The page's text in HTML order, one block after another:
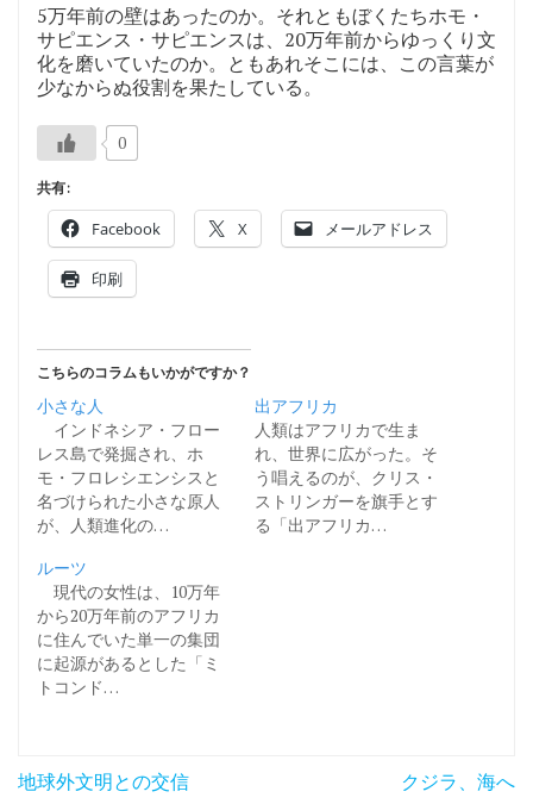
5万年前の壁はあったのか。それともぼくたちホモ・
サピエンス・サピエンスは、20万年前からゆっくり文
化を磨いていたのか。ともあれそこには、この言葉が
少なからぬ役割を果たしている。
0
共有:
Facebook X メールアドレス
印刷
こちらのコラムもいかがですか？
小さな人
インドネシア・フロー
レス島で発掘され、ホ
モ・フロレシエンシスと
名づけられた小さな原人
が、人類進化の…
出アフリカ
人類はアフリカで生ま
れ、世界に広がった。そ
う唱えるのが、クリス・
ストリンガーを旗手とす
る「出アフリカ…
ルーツ
現代の女性は、10万年
から20万年前のアフリカ
に住んでいた単一の集団
に起源があるとした「ミ
トコンド…
投
地球外文明との交信 クジラ、海へ